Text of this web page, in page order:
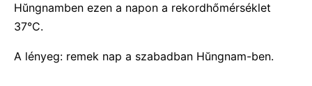
Hŭngnamben ezen a napon a rekordhőmérséklet
37°C.
A lényeg: remek nap a szabadban Hŭngnam-ben.